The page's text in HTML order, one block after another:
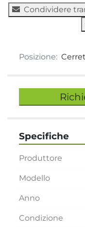
Condividere
Posizione:
Specifiche
Produttore
Modello
Anno
Condizione